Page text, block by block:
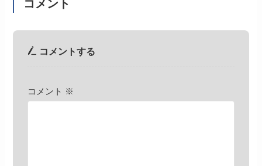
コメント
コメントする
コメント ※